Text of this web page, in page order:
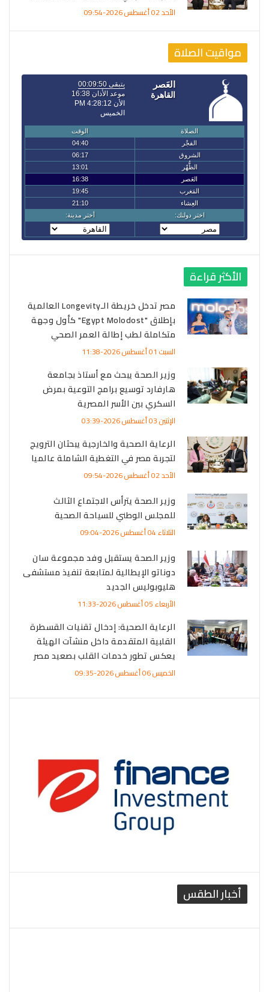
الأحد 02 أغسطس 2026-09:54
مواقيت الصلاة
الأكثر قراءة
مصر تدخل خريطة الـLongevity العالمية
بإطلاق "Egypt Molodost" كأول وجهة
متكاملة لطب إطالة العمر الصحي
السبت 01 أغسطس 2026-11:38
وزير الصحة يبحث مع أستاذ بجامعة
هارفارد توسيع برامج التوعية بمرض
السكري بين الأسر المصرية
الإثنين 03 أغسطس 2026-03:39
الرعاية الصحية والخارجية يبحثان الترويج
لتجربة مصر في التغطية الشاملة عالميا
الأحد 02 أغسطس 2026-09:54
وزير الصحة يترأس الاجتماع الثالث
للمجلس الوطني للسياحة الصحية
الثلاثاء 04 أغسطس 2026-09:04
وزير الصحة يستقبل وفد مجموعة سان
دوناتو الإيطالية لمتابعة تنفيذ مستشفى
هليوبوليس الجديد
الأربعاء 05 أغسطس 2026-11:33
الرعاية الصحية: إدخال تقنيات القسطرة
القلبية المتقدمة داخل منشآت الهيئة
يعكس تطور خدمات القلب بصعيد مصر
الخميس 06 أغسطس 2026-09:35
أخبار الطقس